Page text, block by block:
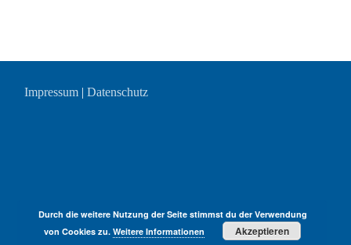
Impressum |Datenschutz
Durch die weitere Nutzung der Seite stimmst du der Verwendung
von Cookies zu.Weitere Informationen Akzeptieren